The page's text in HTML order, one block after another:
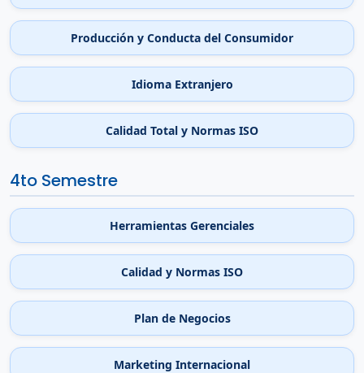
Producción y Conducta del Consumidor
Idioma Extranjero
Calidad Total y Normas ISO
4to Semestre
Herramientas Gerenciales
Calidad y Normas ISO
Plan de Negocios
Marketing Internacional